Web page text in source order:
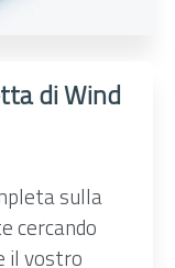
di Wind
sulla
cercando
il vostro